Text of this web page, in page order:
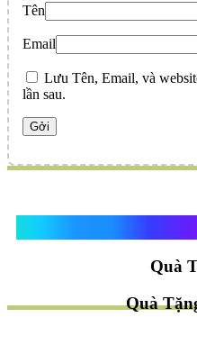
Tên
Email
Lưu Tên, Email, và
lần sau.
Quà
Quà